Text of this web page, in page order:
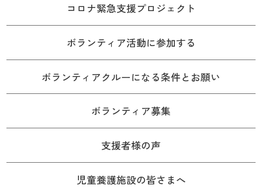
コロナ緊急支援プロジェクト
ボランティア活動に参加する
ボランティアクルーになる条件とお願い
ボランティア募集
支援者様の声
児童養護施設の皆さまへ